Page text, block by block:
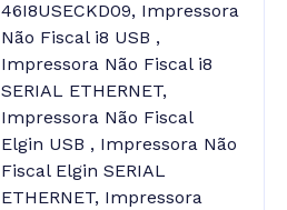
46I8USECKD09, Impressora
Não Fiscal i8 USB ,
Impressora Não Fiscal i8
SERIAL ETHERNET,
Impressora Não Fiscal
Elgin USB , Impressora Não
Fiscal Elgin SERIAL
ETHERNET, Impressora